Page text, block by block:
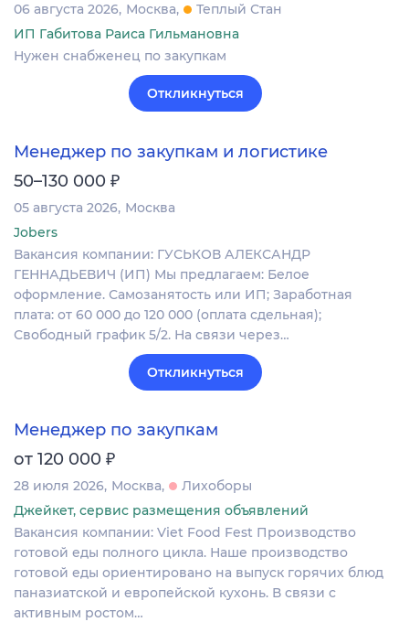
06 августа 2026 Москва
Теплый Стан
ИП Габитова Раиса Гильмановна
Нужен снабженец по закупкам
Откликнуться
Менеджер по закупкам и логистике
50–130 000 ₽
05 августа 2026 Москва
Jobers
Вакансия компании: ГУСЬКОВ АЛЕКСАНДР
ГЕННАДЬЕВИЧ (ИП) Мы предлагаем: Белое
оформление. Самозанятость или ИП; Заработная
плата: от 60 000 до 120 000 (оплата сдельная);
Свободный график 5/2. На связи через…
Откликнуться
Менеджер по закупкам
от 120 000 ₽
28 июля 2026 Москва
Лихоборы
Джейкет, сервис размещения объявлений
Вакансия компании: Viet Food Fest Производство
готовой еды полного цикла. Наше производство
готовой еды ориентировано на выпуск горячих блюд
паназиатской и европейской кухонь. В связи с
активным ростом…